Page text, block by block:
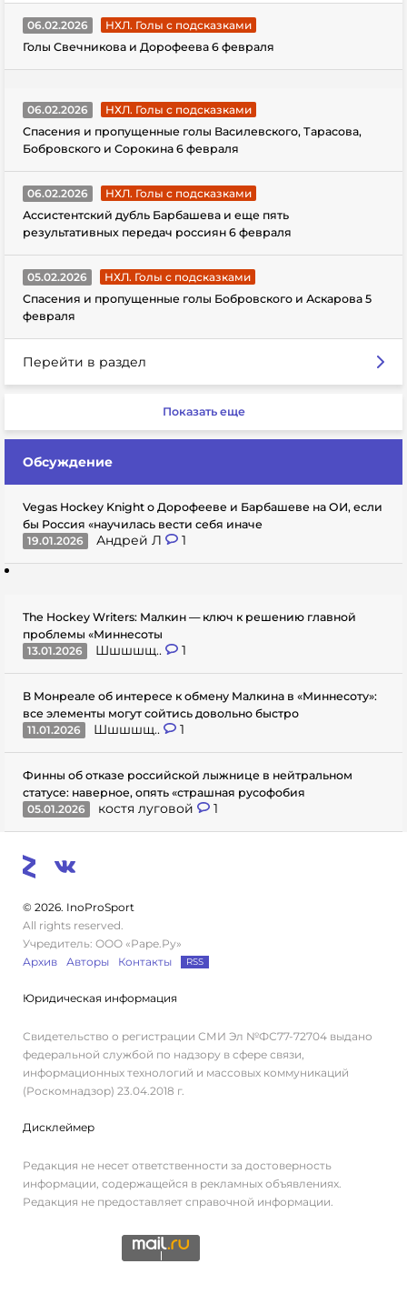
06.02.2026
НХЛ. Голы с подсказками
Голы Свечникова и Дорофеева 6 февраля
06.02.2026
НХЛ. Голы с подсказками
Спасения и пропущенные голы Василевского, Тарасова,
Бобровского и Сорокина 6 февраля
06.02.2026
НХЛ. Голы с подсказками
Ассистентский дубль Барбашева и еще пять
результативных передач россиян 6 февраля
05.02.2026
НХЛ. Голы с подсказками
Спасения и пропущенные голы Бобровского и Аскарова 5
февраля
Перейти в раздел
Показать еще
Обсуждение
Vegas Hockey Knight о Дорофееве и Барбашеве на ОИ, если
бы Россия «научилась вести себя иначе
19.01.2026
Андрей Л 1
The Hockey Writers: Малкин — ключ к решению главной
проблемы «Миннесоты
13.01.2026
Шшшшщ.. 1
В Монреале об интересе к обмену Малкина в «Миннесоту»:
все элементы могут сойтись довольно быстро
11.01.2026
Шшшшщ.. 1
Финны об отказе российской лыжнице в нейтральном
статусе: наверное, опять «страшная русофобия
05.01.2026
костя луговой 1
© 2026. InoProSport
All rights reserved.
Учредитель: ООО «Раре.Ру»
Архив
Авторы Контакты RSS
Юридическая информация
Свидетельство о регистрации СМИ Эл №ФС77-72704 выдано
федеральной службой по надзору в сфере связи,
информационных технологий и массовых коммуникаций
(Роскомнадзор) 23.04.2018 г.
Дисклеймер
Редакция не несет ответственности за достоверность
информации, содержащейся в рекламных объявлениях.
Редакция не предоставляет справочной информации.